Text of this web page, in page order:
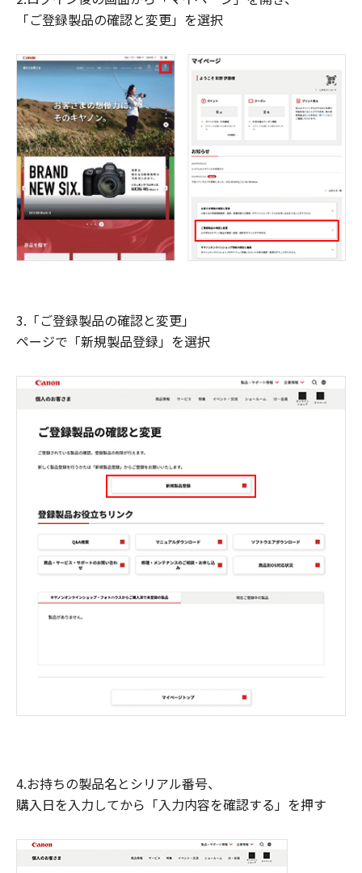
「ご登録製品の確認と変更」を選択
3.「ご登録製品の確認と変更」
ページで「新規製品登録」を選択
4.お持ちの製品名とシリアル番号、
購入日を入力してから「入力内容を確認する」を押す